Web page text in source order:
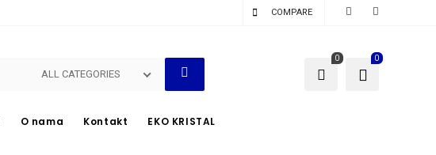
COMPARE
ALL CATEGORIES
0
0
O nama Kontakt EKO KRISTAL